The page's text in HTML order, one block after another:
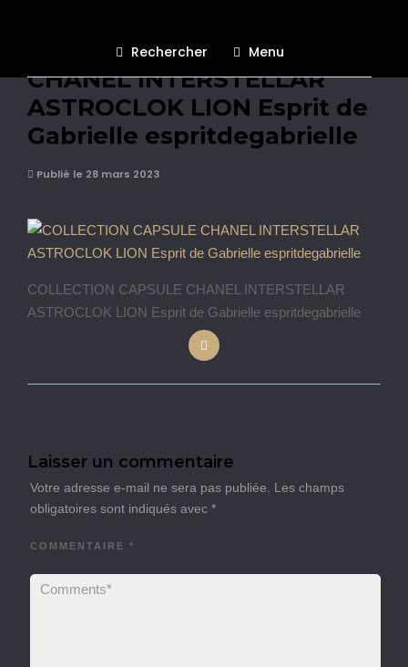
Rechercher Menu
COLLECTION CAPSULE
CHANEL INTERSTELLAR
ASTROCLOK LION Esprit de
Gabrielle espritdegabrielle
Publié le 28 mars 2023
COLLECTION CAPSULE CHANEL INTERSTELLAR
ASTROCLOK LION Esprit de Gabrielle espritdegabrielle
Laisser un commentaire
Votre adresse e-mail ne sera pas publiée.
Les champs
obligatoires sont indiqués avec *
COMMENTAIRE *